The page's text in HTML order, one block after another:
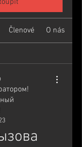
Členové O nás